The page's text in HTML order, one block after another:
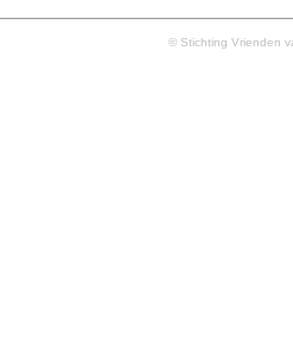
© Stichting Vrienden